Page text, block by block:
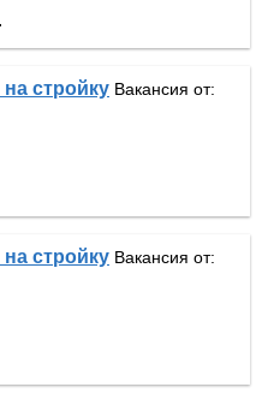
стройку Вакансия от:
стройку Вакансия от: